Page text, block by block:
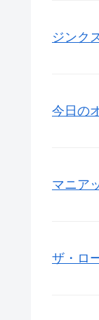
ジンク
今日の
マニア
ザ・ロ